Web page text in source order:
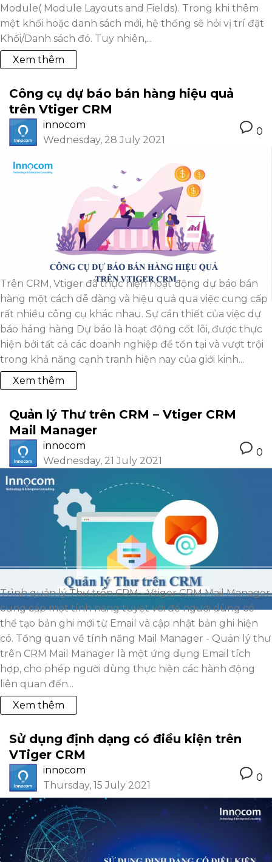
Module( Module Layouts and Fields). Trong khi thêm
một khối hoặc danh sách mới, hệ thống sẽ hỏi vị trí đặt
Khối/Danh sách đó. Tuy nhiên,...
Xem thêm
Công cụ dự báo bán hàng hiệu quả
trên Vtiger CRM
innocom
Wednesday, 28 July 2021
0
Trên CRM, Vtiger đã thực hiện hoạt động dự báo bán
hàng một cách dễ dàng và hiệu quả qua việc cung cấp
rất nhiều công cụ khác nhau. Sự cần thiết của việc dự
báo háng hàng Dự báo là hoạt động cốt lõi, được thực
hiện bởi tất cả các doanh nghiệp để tồn tại và vượt trội
trong khả năng cạnh tranh hiện nay của giới kinh...
Xem thêm
Quản lý Thư trên CRM – Vtiger CRM
Mail Manager
innocom
Wednesday, 21 July 2021
0
Trình quản lý Thư trên CRM - Vtiger CRM Mail Manager
cung cấp một tính năng tuyệt vời để người dùng có
thể tạo bản ghi mới từ Email và cập nhật bản ghi hiện
có. Tổng quan về tính năng Mail Manager - Quản lý thư
trên CRM Mail Manager là một ứng dụng Email tích
hợp, cho phép người dùng thực hiện các hành động
liên quan đến...
Xem thêm
Sử dụng định dạng có điều kiện trên
VTiger CRM
innocom
Thursday, 15 July 2021
0